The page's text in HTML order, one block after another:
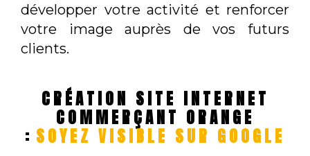
développer votre activité et renforcer
votre image auprès de vos futurs
clients.
CRÉATION SITE INTERNET
COMMERÇANT ORANGE
: SOYEZ VISIBLE SUR GOOGLE